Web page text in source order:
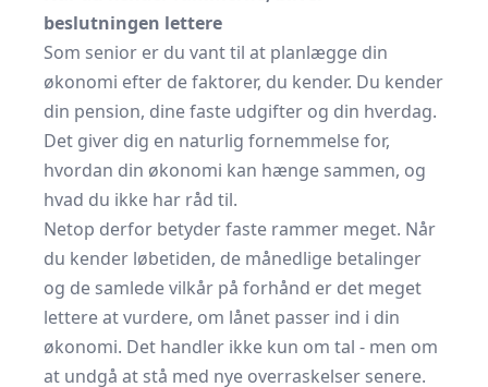
beslutningen lettere
Som senior er du vant til at planlægge din
økonomi efter de faktorer, du kender. Du kender
din pension, dine faste udgifter og din hverdag.
Det giver dig en naturlig fornemmelse for,
hvordan din økonomi kan hænge sammen, og
hvad du ikke har råd til.
Netop derfor betyder faste rammer meget. Når
du kender løbetiden, de månedlige betalinger
og de samlede vilkår på forhånd er det meget
lettere at vurdere, om lånet passer ind i din
økonomi. Det handler ikke kun om tal - men om
at undgå at stå med nye overraskelser senere.